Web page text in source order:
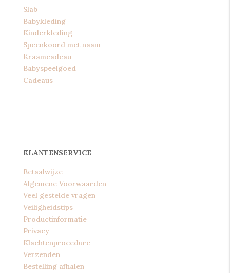
Slab
Babykleding
Kinderkleding
Speenkoord met naam
Kraamcadeau
Babyspeelgoed
Cadeaus
KLANTENSERVICE
Betaalwijze
Algemene Voorwaarden
Veel gestelde vragen
Veiligheidstips
Productinformatie
Privacy
Klachtenprocedure
Verzenden
Bestelling afhalen